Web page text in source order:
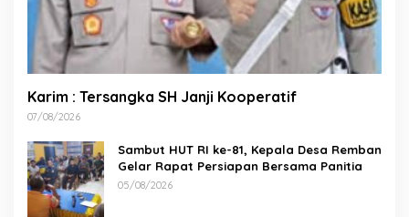
Karim : Tersangka SH Janji Kooperatif
07/08/2026
Sambut HUT RI ke-81, Kepala Desa Remban
Gelar Rapat Persiapan Bersama Panitia
05/08/2026